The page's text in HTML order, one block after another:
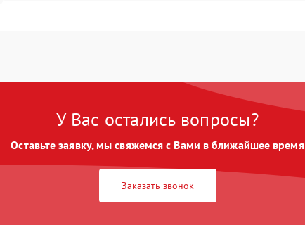
У Вас остались вопросы?
Оставьте заявку, мы свяжемся с Вами в ближайшее время
Заказать звонок